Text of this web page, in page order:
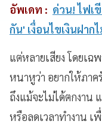
อัพเดท : ด่วน! ไฟเ
กัน' เงื่อนไขเงินฝาก
แต่หลายเสียง โดยเ
หนาหูว่า อยากให้ภาค
ถึงแม้จะไม่ได้ตกงาน
หรือลดเวลาทำงาน เ